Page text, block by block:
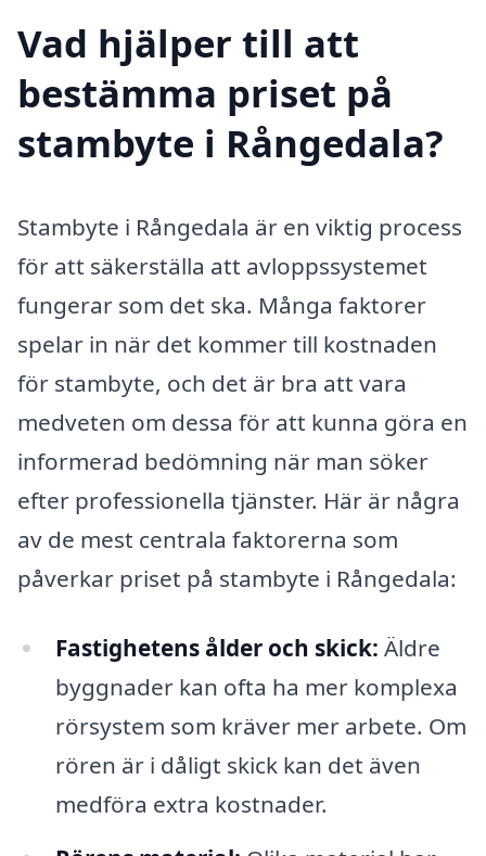
Vad hjälper till att
bestämma priset på
stambyte i Rångedala?
Stambyte i Rångedala är en viktig process
för att säkerställa att avloppssystemet
fungerar som det ska. Många faktorer
spelar in när det kommer till kostnaden
för stambyte, och det är bra att vara
medveten om dessa för att kunna göra en
informerad bedömning när man söker
efter professionella tjänster. Här är några
av de mest centrala faktorerna som
påverkar priset på stambyte i Rångedala:
Fastighetens ålder och skick: Äldre
byggnader kan ofta ha mer komplexa
rörsystem som kräver mer arbete. Om
rören är i dåligt skick kan det även
medföra extra kostnader.